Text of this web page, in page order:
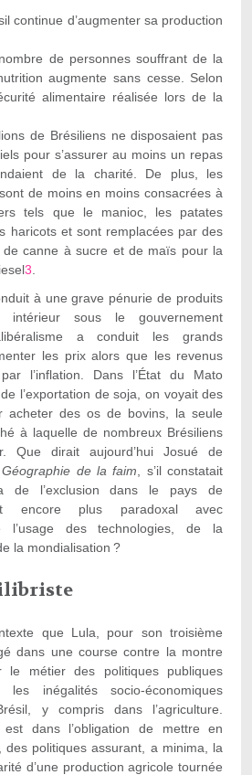
continue d’augmenter sa production
de personnes souffrant de la
augmente sans cesse. Selon
alimentaire réalisée lors de la
de Brésiliens ne disposaient pas
pour s’assurer au moins un repas
de la charité. De plus, les
de moins en moins consacrées à
tels que le manioc, les patates
haricots et sont remplacées par des
de canne à sucre et de maïs pour la
3
à une grave pénurie de produits
sous le gouvernement
a conduit les grands
les prix alors que les revenus
l’inflation. Dans l’État du Mato
l’exportation de soja, on voyait des
acheter des os de bovins, la seule
à laquelle de nombreux Brésiliens
Que dirait aujourd’hui Josué de
Géographie de la faim , s’il constatait
de l’exclusion dans le pays de
encore plus paradoxal avec
l’usage des technologies, de la
la mondialisation ?
que Lula, pour son troisième
dans une course contre la montre
le métier des politiques publiques
inégalités socio-économiques
y compris dans l’agriculture.
est dans l’obligation de mettre en
des politiques assurant, a minima, la
d’une production agricole tournée